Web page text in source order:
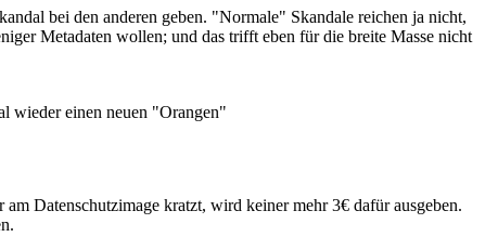
bei den anderen geben. "Normale" Skandale reichen ja nicht,
Metadaten wollen; und das trifft eben für die breite Masse nicht
wieder einen neuen "Orangen"
Datenschutzimage kratzt, wird keiner mehr 3€ dafür ausgeben.